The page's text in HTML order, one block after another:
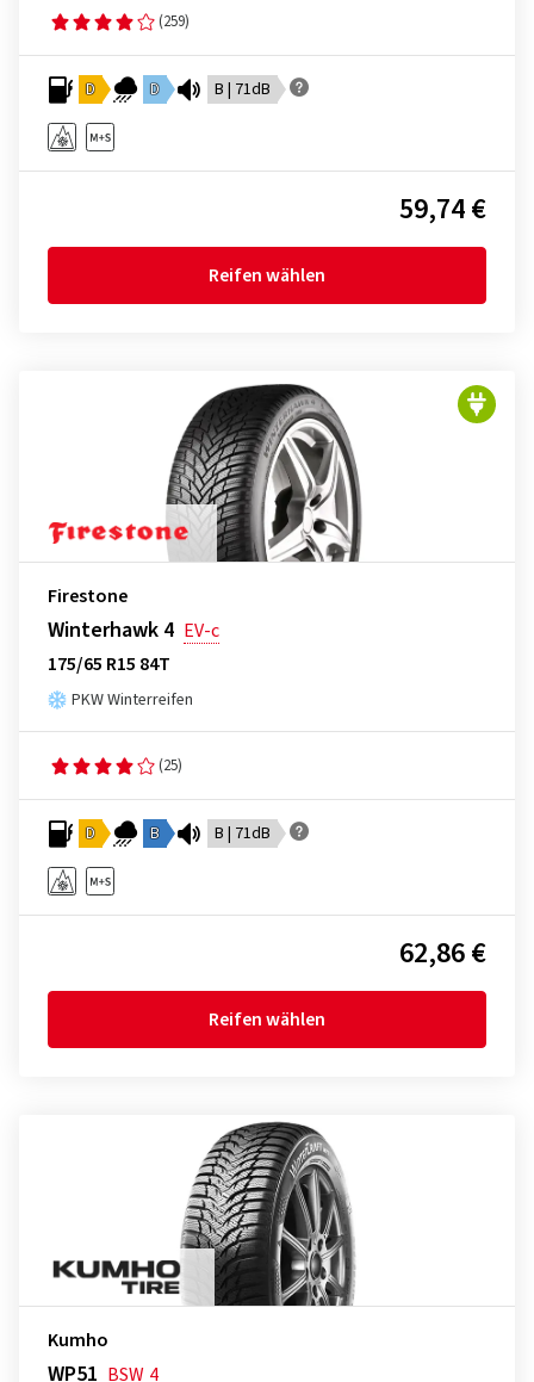
(259)
D D B | 71dB
59,74 €
Reifen wählen
Firestone
Winterhawk 4 EV-c
175/65 R15 84T
PKW Winterreifen
(25)
D B B | 71dB
62,86 €
Reifen wählen
Kumho
WP51 BSW 4